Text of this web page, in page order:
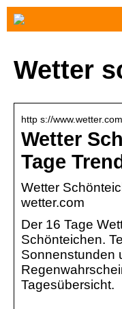
Wetter
http s://
Wetter
Tage
Wetter
wetter.com
Der 16 Tage
Schönteichen.
Sonnenstunden
Tagesübersicht.